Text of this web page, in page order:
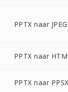
PPTX naar JPEG
PPTX naar
PPTX naar PPSX